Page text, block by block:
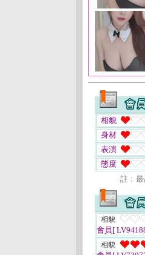
相貌
身材
表演
態度
註﹕
相貌
會員[
相貌